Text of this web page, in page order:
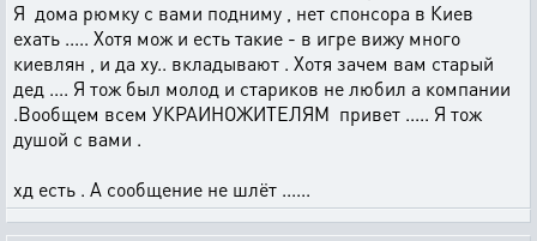
Я дома рюмку с вами подниму , нет спонсора в Киев
ехать ..... Хотя мож и есть такие - в игре вижу много
киевлян , и да ху.. вкладывают . Хотя зачем вам старый
дед .... Я тож был молод и стариков не любил а компании
.Вообщем всем УКРАИНОЖИТЕЛЯМ привет ..... Я тож
душой с вами .
хд есть . А сообщение не шлёт ......